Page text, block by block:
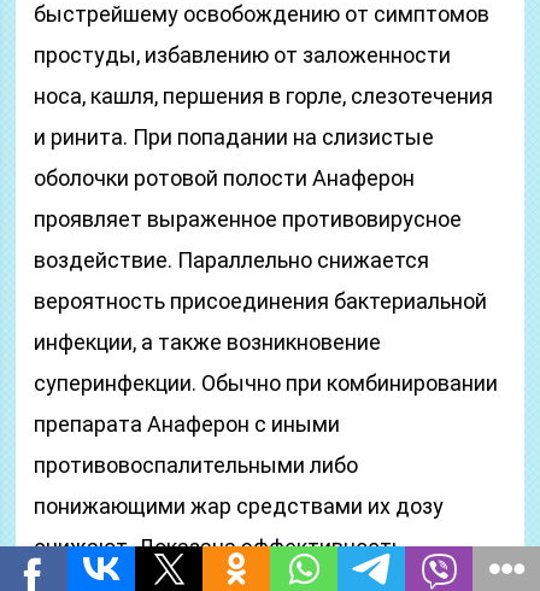
быстрейшему освобождению от симптомов
простуды, избавлению от заложенности
носа, кашля, першения в горле, слезотечения
и ринита. При попадании на слизистые
оболочки ротовой полости Анаферон
проявляет выраженное противовирусное
воздействие. Параллельно снижается
вероятность присоединения бактериальной
инфекции, а также возникновение
суперинфекции. Обычно при комбинировании
препарата Анаферон с иными
противовоспалительными либо
понижающими жар средствами их дозу
снижают. Доказана эффективность